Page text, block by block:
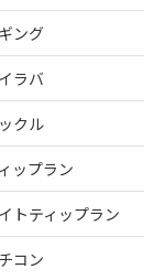
ング
ラバ
クル
ップラン
トティップラン
コン